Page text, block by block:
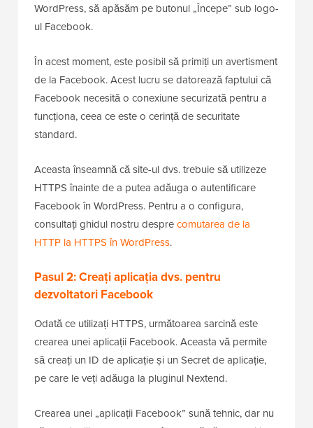
WordPress, să apăsăm pe butonul „Începe” sub logo-
ul Facebook.
În acest moment, este posibil să primiți un avertisment
de la Facebook. Acest lucru se datorează faptului că
Facebook necesită o conexiune securizată pentru a
funcționa, ceea ce este o cerință de securitate
standard.
Aceasta înseamnă că site-ul dvs. trebuie să utilizeze
HTTPS înainte de a putea adăuga o autentificare
Facebook în WordPress. Pentru a o configura,
consultați ghidul nostru desprecomutarea de la
HTTP la HTTPS în WordPress.
Pasul 2: Creați aplicația dvs. pentru
dezvoltatori Facebook
Odată ce utilizați HTTPS, următoarea sarcină este
crearea unei aplicații Facebook. Aceasta vă permite
să creați un ID de aplicație și un Secret de aplicație,
pe care le veți adăuga la pluginul Nextend.
Crearea unei „aplicații Facebook” sună tehnic, dar nu